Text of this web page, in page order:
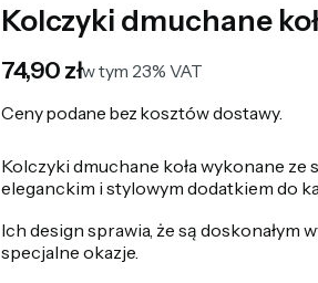
Kolczyki dmuchane
Cena
74,90 złw tym 23% VAT
w tym 23% VAT
Ceny podane bez kosztów dostawy.
Kolczyki dmuchane koła wykonane ze
eleganckim i stylowym dodatkiem do
Ich design sprawia, że są doskonałym
specjalne okazje.